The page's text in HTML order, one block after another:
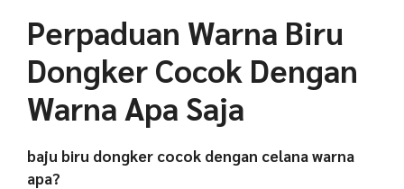
Perpaduan Warna Biru
Dongker Cocok Dengan
Warna Apa Saja
baju biru dongker cocok dengan celana warna
apa?